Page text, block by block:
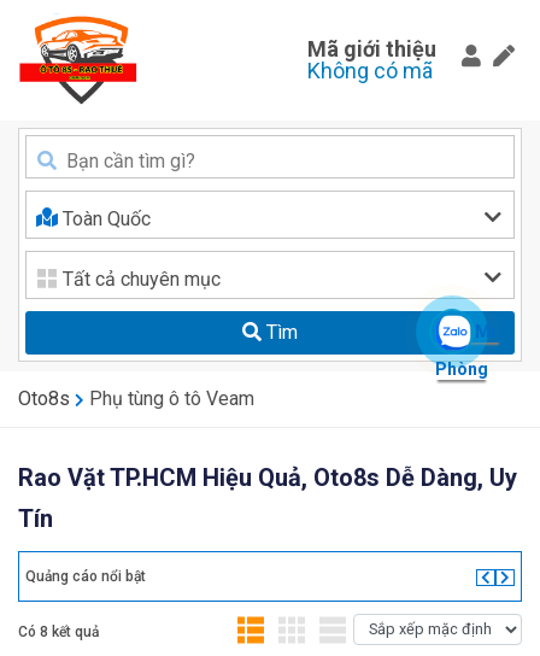
Mã giới thiệu
Không có mã
Toàn Quốc
Tất cả chuyên mục
Tìm
Oto8s Phụ tùng ô tô Veam
Rao Vặt TP.HCM Hiệu Quả, Oto8s Dễ Dàng, Uy
Tín
Quảng cáo nổi bật
Có 8 kết quả
Mr.
Phòng